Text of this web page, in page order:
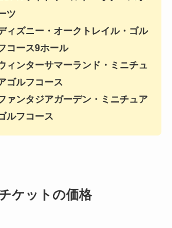
ツ
ィズニー・オークトレイル・ゴル
コース9ホール
ィンターサマーランド・ミニチュ
ゴルフコース
ァンタジアガーデン・ミニチュア
ルフコース
ケットの価格